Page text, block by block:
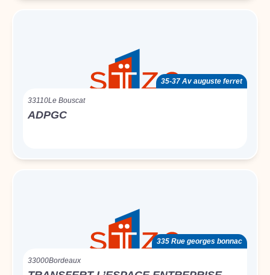
35-37 Av auguste ferret
33110Le Bouscat
ADPGC
335 Rue georges bonnac
33000Bordeaux